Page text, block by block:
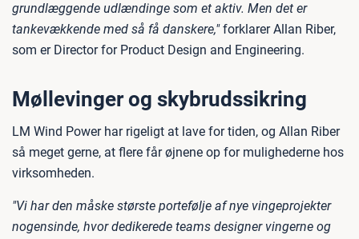
grundlæggende udlændinge som et aktiv. Men det er
tankevækkende med så få danskere,"forklarer Allan Riber,
som er Director for Product Design and Engineering.
Møllevinger og skybrudssikring
LM Wind Power har rigeligt at lave for tiden, og Allan Riber
så meget gerne, at flere får øjnene op for mulighederne hos
virksomheden.
"Vi har den måske største portefølje af nye vingeprojekter
nogensinde, hvor dedikerede teams designer vingerne og